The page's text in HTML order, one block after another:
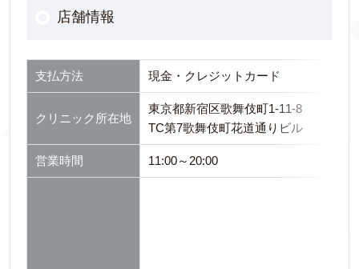
店舗情報
支払方法 現金・クレジットカード
クリニック所在地
東京都新宿区歌舞伎町1-11-8
TC第7歌舞伎町花道通りビル
営業時間 11:00～20:00